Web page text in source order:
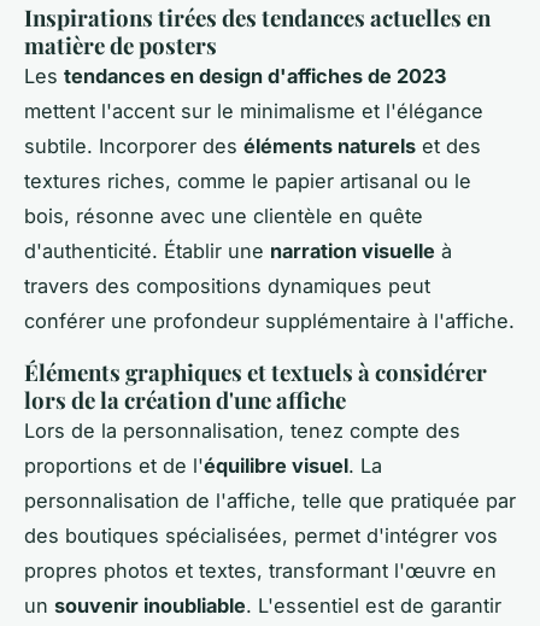
Inspirations tirées des tendances actuelles en
matière de posters
Les tendances en design d'affiches de 2023
mettent l'accent sur le minimalisme et l'élégance
subtile. Incorporer des éléments naturels et des
textures riches, comme le papier artisanal ou le
bois, résonne avec une clientèle en quête
d'authenticité. Établir une narration visuelle à
travers des compositions dynamiques peut
conférer une profondeur supplémentaire à l'affiche.
Éléments graphiques et textuels à considérer
lors de la création d'une affiche
Lors de la personnalisation, tenez compte des
proportions et de l'équilibre visuel. La
personnalisation de l'affiche, telle que pratiquée par
des boutiques spécialisées, permet d'intégrer vos
propres photos et textes, transformant l'œuvre en
un souvenir inoubliable. L'essentiel est de garantir